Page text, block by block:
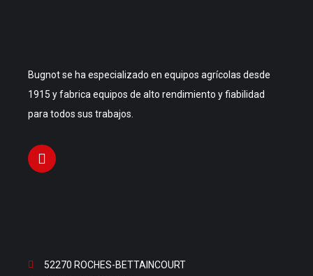
Bugnot se ha especializado en equipos agrícolas desde
1915 y fabrica equipos de alto rendimiento y fiabilidad
para todos sus trabajos.
52270 ROCHES-BETTAINCOURT